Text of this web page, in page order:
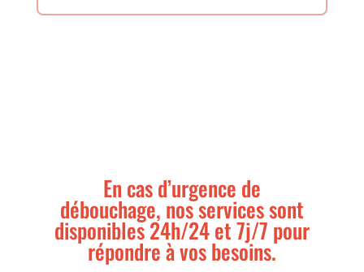
En cas d’urgence de
débouchage, nos services sont
disponibles 24h/24 et 7j/7 pour
répondre à vos besoins.